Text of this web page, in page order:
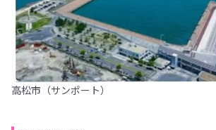
高松市（サンポート）